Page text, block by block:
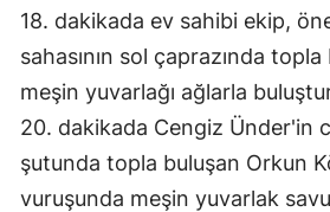
18. dakikada ev sahibi ekip,
sahasının sol çaprazında
meşin yuvarlağı ağlarla
20. dakikada Cengiz Ünder'in
şutunda topla buluşan Orkun
vuruşunda meşin yuvarlak